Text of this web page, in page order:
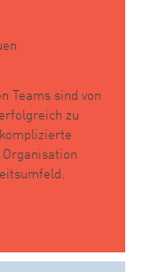
Teams sind von
zu